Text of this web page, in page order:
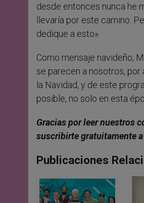
desde entonces nunca he
llevaría por este camino.
dedique a esto».
Como mensaje navideño,
se parecen a nosotros, por
la Navidad, y de este
posible, no solo en esta
Gracias por leer nuestros
suscribirte gratuitamente
Publicaciones